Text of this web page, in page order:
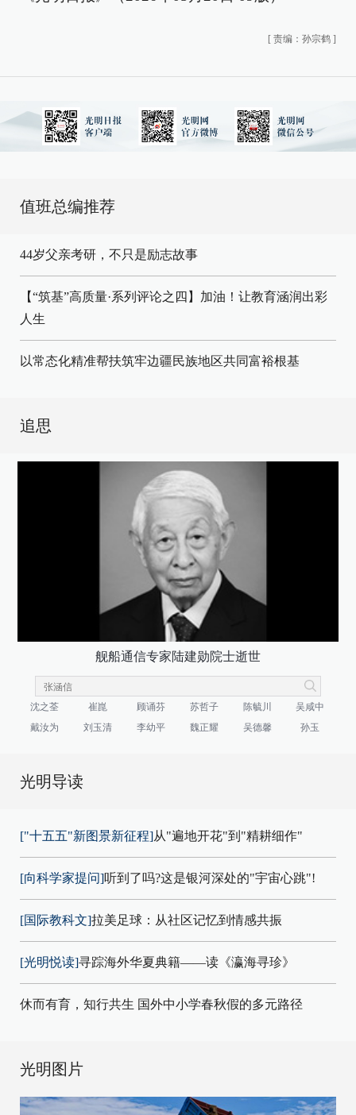
[ 责编：孙宗鹤 ]
值班总编推荐
44岁父亲考研，不只是励志故事
【“筑基”高质量·系列评论之四】加油！让教育涵润出彩
人生
以常态化精准帮扶筑牢边疆民族地区共同富裕根基
追思
舰船通信专家陆建勋院士逝世
沈之荃 崔崑 顾诵芬 苏哲子 陈毓川
吴咸中
戴汝为
刘玉清 李幼平 魏正耀 吴德馨 孙玉
光明导读
["十五五"新图景新征程]从"遍地开花"到"精耕细作"
[向科学家提问]听到了吗?这是银河深处的"宇宙心跳"!
[国际教科文]拉美足球：从社区记忆到情感共振
[光明悦读]寻踪海外华夏典籍——读《瀛海寻珍》
休而有育，知行共生 国外中小学春秋假的多元路径
光明图片